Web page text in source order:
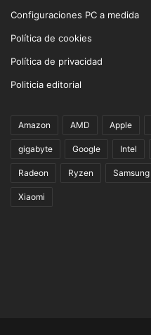
Configuraciones PC a medida
Política de cookies
Política de privacidad
Politicia editorial
Amazon AMD Apple
gigabyte Google Intel
Radeon Ryzen Samsung
Xiaomi